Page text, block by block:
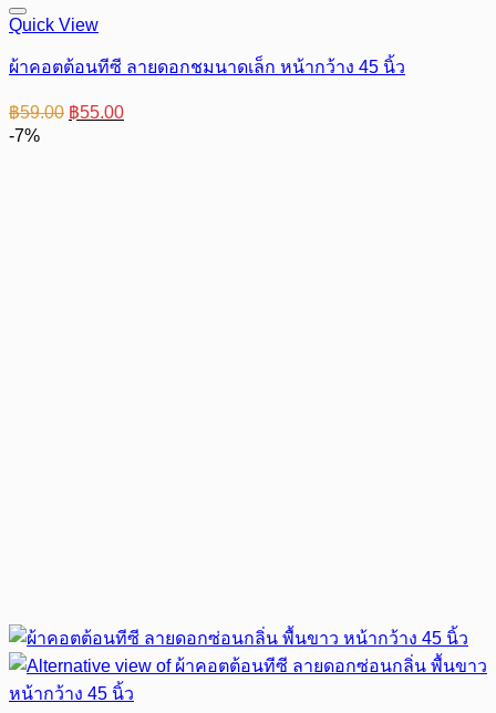
Quick View
ผ้าคอตต้อนทีซี ลายดอกชมนาดเล็ก หน้ากว้าง 45 นิ้ว
฿59.00 Original
price
฿55.00Current
price
-7%